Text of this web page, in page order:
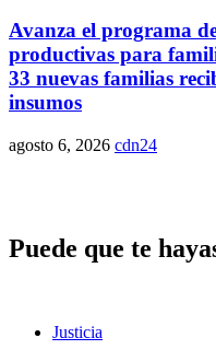
Avanza el programa
productivas para
33 nuevas familias
insumos
agosto 6, 2026 cdn24
Puede que te
Justicia